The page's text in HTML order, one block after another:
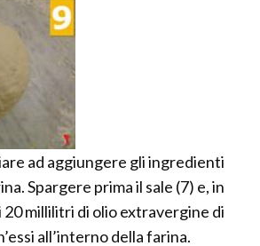
ad aggiungere gli ingredienti
Spargere prima il sale (7) e, in
millilitri di olio extravergine di
all’interno della farina.